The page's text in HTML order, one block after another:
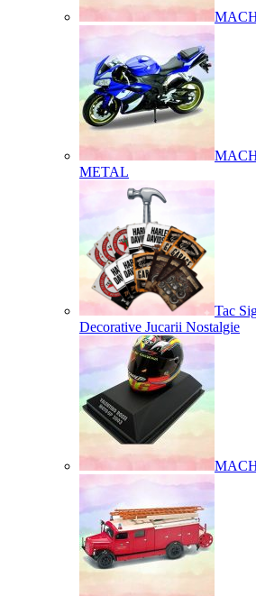
METAL
Tac
Decorative Jucarii Nostalgie